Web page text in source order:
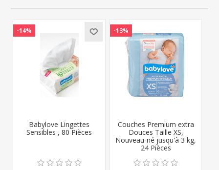
-14%
Babylove Lingettes
Sensibles , 80 Pièces
-13%
Couches Premium extra
Douces Taille XS,
Nouveau-né jusqu'à 3 kg,
24 Pièces